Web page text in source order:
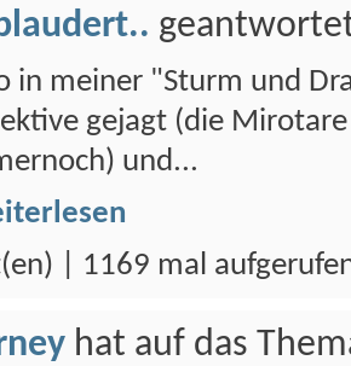
in meiner "Sturm und
gejagt (die
und...
| 1169 mal
hat auf das